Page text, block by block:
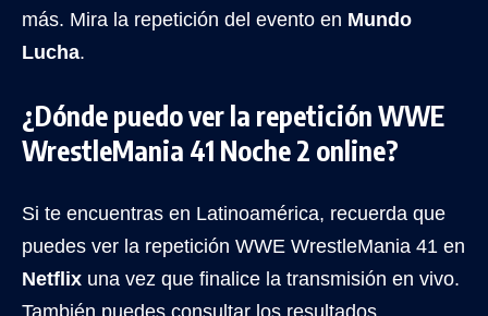
más. Mira la repetición del evento en Mundo
Lucha.
¿Dónde puedo ver la repetición WWE
WrestleMania 41 Noche 2 online?
Si te encuentras en Latinoamérica, recuerda que
puedes ver la repetición WWE WrestleMania 41 en
Netflix una vez que finalice la transmisión en vivo.
También puedes consultar los resultados